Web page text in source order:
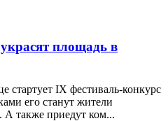
площадь в
стартует IX фестиваль-конкурс
его станут жители
также приедут ком...